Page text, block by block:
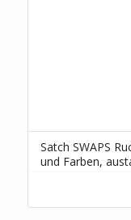
Satch SWAPS
und Farben,